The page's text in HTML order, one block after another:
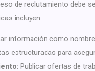
de reclutamiento debe
incluyen:
información como
estructuradas para
Publicar ofertas de